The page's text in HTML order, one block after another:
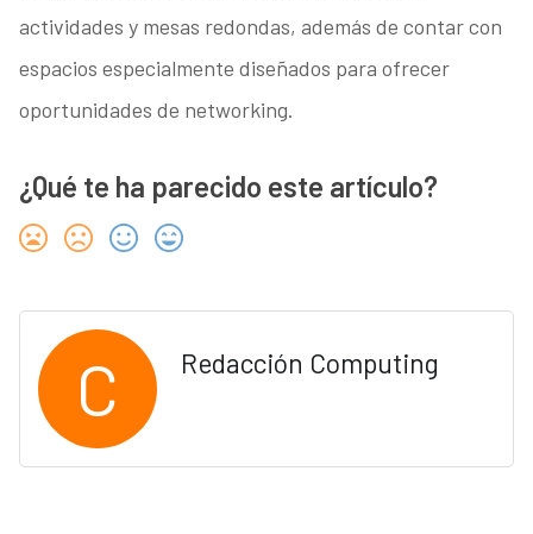
actividades y mesas redondas, además de contar con
espacios especialmente diseñados para ofrecer
oportunidades de networking.
¿Qué te ha parecido este artículo?
C Redacción Computing